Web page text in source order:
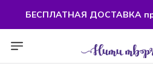
БЕСПЛАТНАЯ ДОСТАВКА